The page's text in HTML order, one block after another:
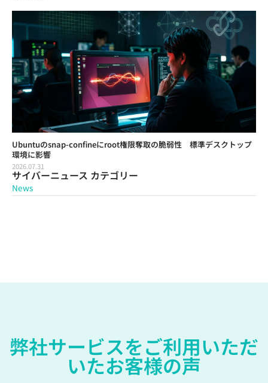
Ubuntuのsnap-confineにroot権限奪取の脆弱性 標準デスクトップ
環境に影響
2026.07.31
サイバーニュース カテゴリー
News
弊社サービスをご利用いただ
いたお客様の声